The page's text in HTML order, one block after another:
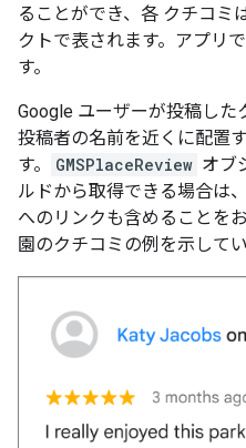
ることができ、各 クチコミ
クトで表されます。アプリ
す。
Google ユーザーが投稿した
投稿者の名前を近くに配置
す。
GMSPlaceReview オブ
ルドから取得できる場合は
へのリンクも含めることを
園のクチコミの例を示してい